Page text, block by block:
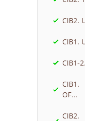
CIB2.
CIB1.
CIB1-
CIB1.
OF...
CIB2.